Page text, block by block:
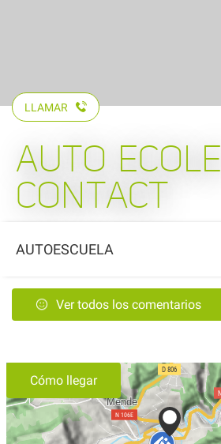
LLAMAR
AUTO ECOLE
CONTACT
AUTOESCUELA
Ver todos los comentarios
Cómo llegar